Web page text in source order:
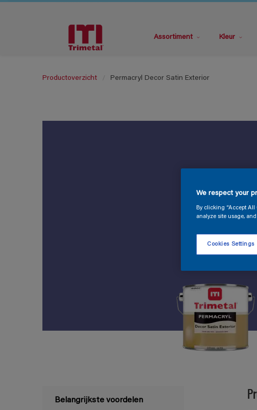
Assortiment Kleur
Productoverzicht Permacryl Decor Satin Exterior
Belangrijkste voordelen
We respect your
By clicking “Accept All
analyze site usage,
Cookies Settings